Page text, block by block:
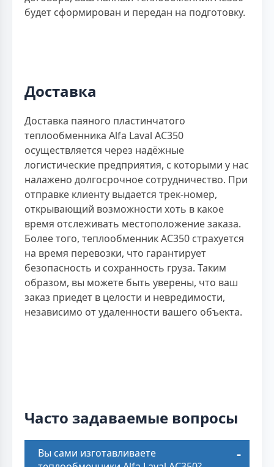
будет сформирован и передан на подготовку.
Доставка
Доставка паяного пластинчатого
теплообменника Alfa Laval AC350
осуществляется через надёжные
логистические предприятия, с которыми у нас
налажено долгосрочное сотрудничество. При
отправке клиенту выдается трек-номер,
открывающий возможности хоть в какое
время отслеживать местоположение заказа.
Более того, теплообменник AC350 страхуется
на время перевозки, что гарантирует
безопасность и сохранность груза. Таким
образом, вы можете быть уверены, что ваш
заказ приедет в целости и невредимости,
независимо от удаленности вашего объекта.
Часто задаваемые вопросы
Вы сами изготавливаете